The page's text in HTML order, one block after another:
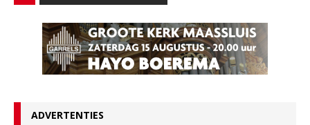
ADVERTENTIES